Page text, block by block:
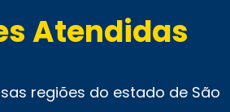
Atendidas
regiões do estado de São